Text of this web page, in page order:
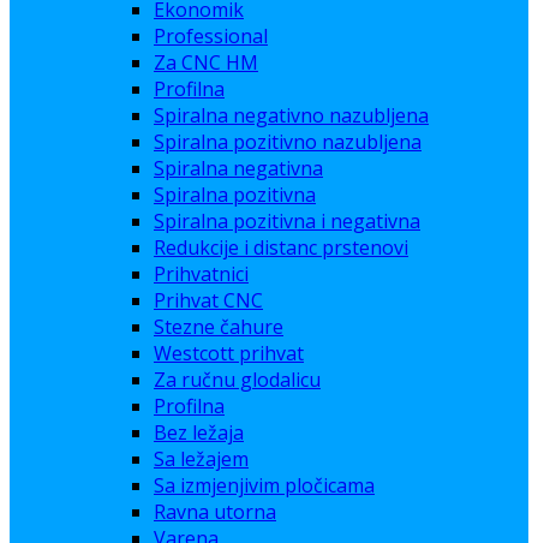
Ekonomik
Professional
Za CNC HM
Profilna
Spiralna negativno nazubljena
Spiralna pozitivno nazubljena
Spiralna negativna
Spiralna pozitivna
Spiralna pozitivna i negativna
Redukcije i distanc prstenovi
Prihvatnici
Prihvat CNC
Stezne čahure
Westcott prihvat
Za ručnu glodalicu
Profilna
Bez ležaja
Sa ležajem
Sa izmjenjivim pločicama
Ravna utorna